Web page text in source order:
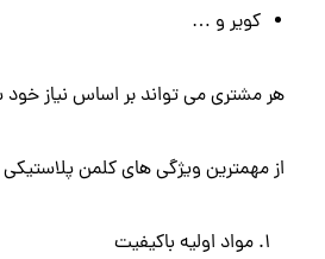
کویر و …
هر مشتری می تواند بر اساس نیاز خود
از مهمترین ویژگی های کلمن پلاستیکی
مواد اولیه باکیفیت